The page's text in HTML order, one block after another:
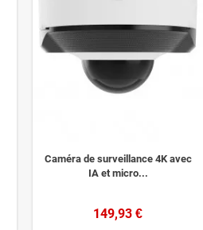
Caméra de surveillance 4K avec
IA et micro...
149,93 €